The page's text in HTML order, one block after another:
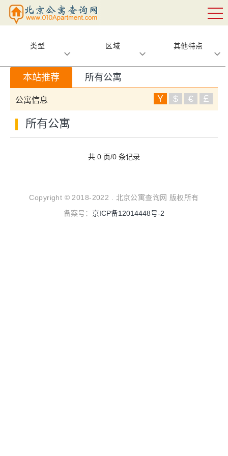
类型 区域 其他特点
本站推荐 所有公寓
公寓信息 ￥ $ € ￡
所有公寓
共 0 页/0 条记录
Copyright © 2018-2022 . 北京公寓查询网 版权所有
备案号： 京ICP备12014448号-2